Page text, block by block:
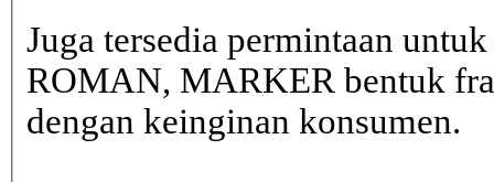
Juga tersedia permintaan
ROMAN, MARKER bentuk
dengan keinginan konsumen.